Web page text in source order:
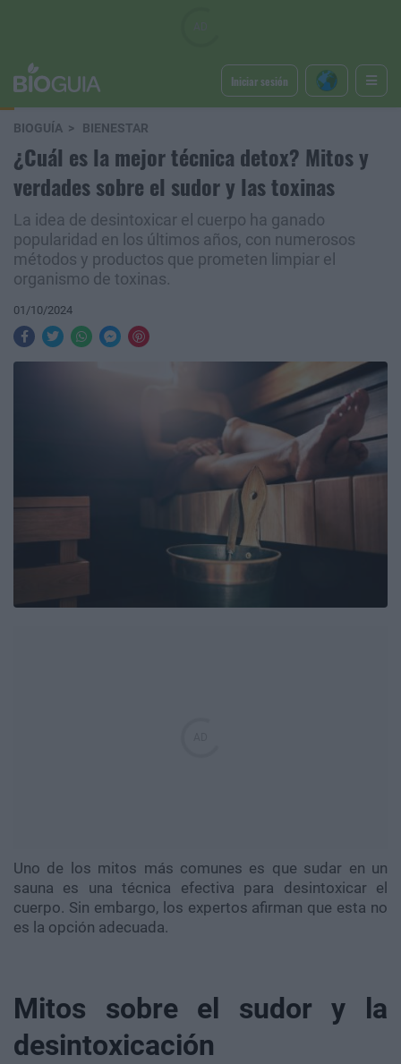
Iniciar sesión
BIOGUÍA BIENESTAR
¿Cuál es la mejor técnica detox? Mitos y
verdades sobre el sudor y las toxinas
La idea de desintoxicar el cuerpo ha ganado
popularidad en los últimos años, con numerosos
métodos y productos que prometen limpiar el
organismo de toxinas.
01/10/2024
Uno de los mitos más comunes es que sudar en un
sauna es una técnica efectiva para desintoxicar el
cuerpo. Sin embargo, los expertos afirman que esta no
es la opción adecuada.
Mitos sobre el sudor y la
desintoxicación